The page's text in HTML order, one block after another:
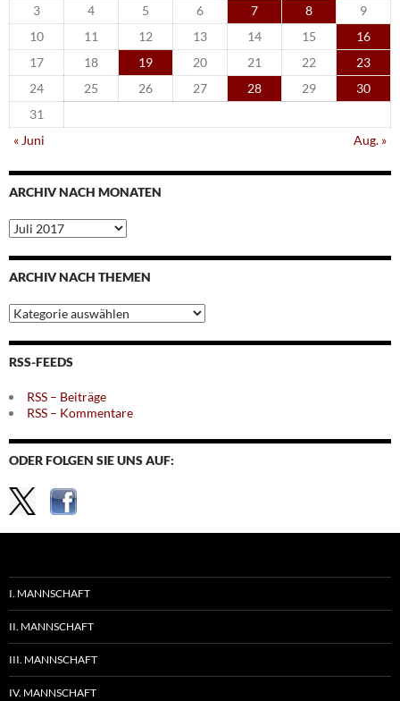
3
4 5 6 7 8
9
10
11 12 13 14 15
16
17
18 19 20 21 22
23
24
25 26 27 28 29
30
31
« Juni
Aug. »
ARCHIV NACH MONATEN
Archiv
nach
Monaten
ARCHIV NACH THEMEN
Archiv
nach
Themen
RSS-FEEDS
RSS – Beiträge
RSS – Kommentare
ODER FOLGEN SIE UNS AUF:
I. MANNSCHAFT
II. MANNSCHAFT
III. MANNSCHAFT
IV. MANNSCHAFT